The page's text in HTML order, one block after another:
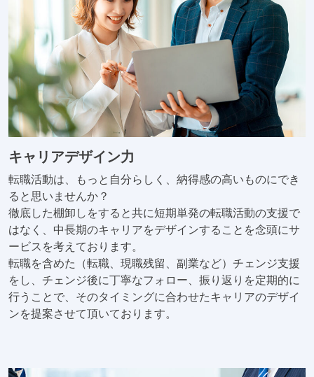
キャリアデザイン力
転職活動は、もっと自分らしく、納得感の高いものにでき
ると思いませんか？
徹底した棚卸しをすると共に短期単発の転職活動の支援で
はなく、中長期のキャリアをデザインすることを念頭にサ
ービスを考えております。
転職を含めた（転職、現職残留、副業など）チェンジ支援
をし、チェンジ後に丁寧なフォロー、振り返りを定期的に
行うことで、そのタイミングに合わせたキャリアのデザイ
ンを提案させて頂いております。